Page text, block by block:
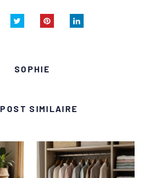
SOPHIE
POST SIMILAIRE